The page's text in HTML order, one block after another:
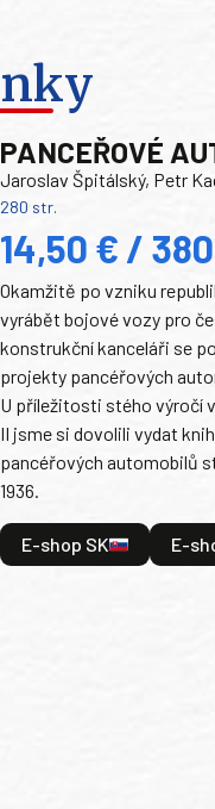
PANCEŘOVÉ
Jaroslav Špitálský, Petr
280 str.
14,50 € /
Okamžitě po vzniku
vyrábět bojové vozy pro
konstrukční kanceláři se
projekty pancéřových
U příležitosti stého výročí
II jsme si dovolili vydat
pancéřových automobilů
1936.
E-shop SK E-